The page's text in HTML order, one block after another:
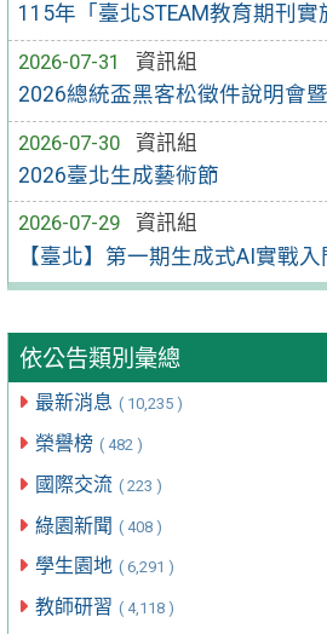
115年「臺北STEAM教育期刊實
2026-07-31
資訊組
2026總統盃黑客松徵件說明會
2026-07-30
資訊組
2026臺北生成藝術節
2026-07-29
資訊組
【臺北】第一期生成式AI實戰
依公告類別彙總
最新消息 ( 10,235 )
榮譽榜 ( 482 )
國際交流 ( 223 )
綠園新聞 ( 408 )
學生園地 ( 6,291 )
教師研習 ( 4,118 )